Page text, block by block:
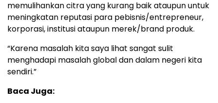
memulihankan citra yang kurang baik ataupun untuk
meningkatan reputasi para pebisnis/entrepreneur,
korporasi, institusi ataupun merek/brand produk.
“Karena masalah kita saya lihat sangat sulit
menghadapi masalah global dan dalam negeri kita
sendiri.”
Baca Juga: